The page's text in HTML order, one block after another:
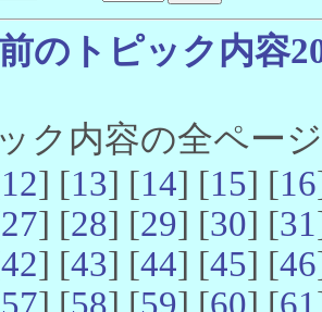
のトピック内容
ク内容の全ペー
12] [13] [14] [15] [16
27] [28] [29] [30] [31
42] [43] [44] [45] [46